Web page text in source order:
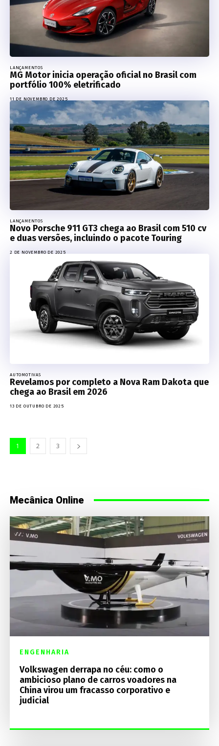
LANÇAMENTOS
MG Motor inicia operação oficial no Brasil com
portfólio 100% eletrificado
11 DE NOVEMBRO DE 2025
LANÇAMENTOS
Novo Porsche 911 GT3 chega ao Brasil com 510 cv
e duas versões, incluindo o pacote Touring
2 DE NOVEMBRO DE 2025
AUTOMOTIVAS
Revelamos por completo a Nova Ram Dakota que
chega ao Brasil em 2026
13 DE OUTUBRO DE 2025
1 2 3
Mecânica Online
ENGENHARIA
Volkswagen derrapa no céu: como o
ambicioso plano de carros voadores na
China virou um fracasso corporativo e
judicial